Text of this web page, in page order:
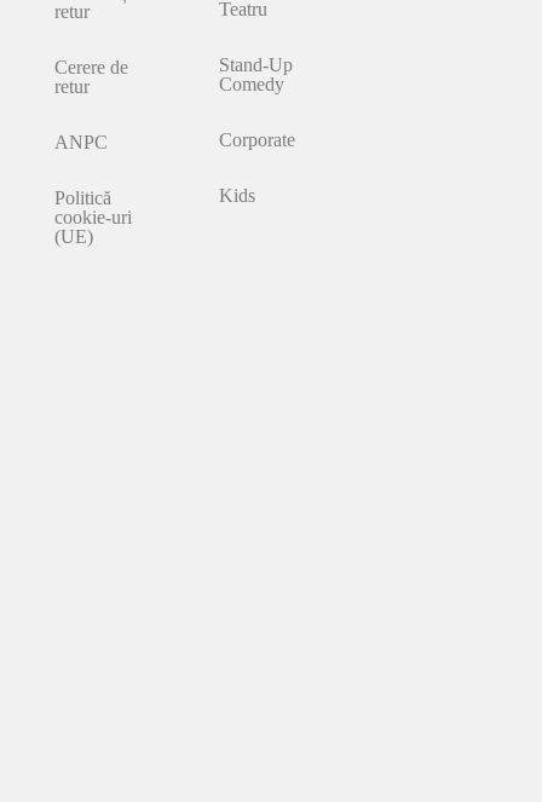
retur
Cerere de
retur
ANPC
Politică
cookie-uri
(UE)
Teatru
Stand-Up
Comedy
Corporate
Kids